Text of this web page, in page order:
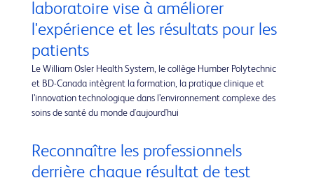
laboratoire vise à améliorer
l'expérience et les résultats pour les
patients
Le William Osler Health System, le collège Humber Polytechnic
et BD-Canada intègrent la formation, la pratique clinique et
l’innovation technologique dans l’environnement complexe des
soins de santé du monde d'aujourd'hui
Reconnaître les professionnels
derrière chaque résultat de test